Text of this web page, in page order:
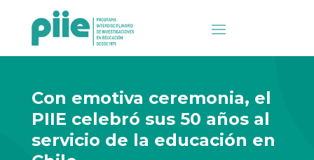
Con emotiva ceremonia, el
PIIE celebró sus 50 años al
servicio de la educación en